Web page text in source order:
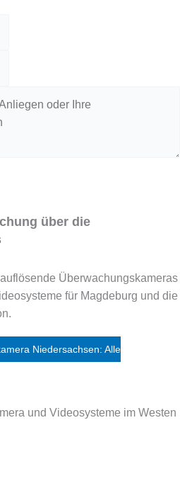
über die
Überwachungskameras
für Magdeburg und die
Niedersachsen: Alle
und Videosysteme im Westen